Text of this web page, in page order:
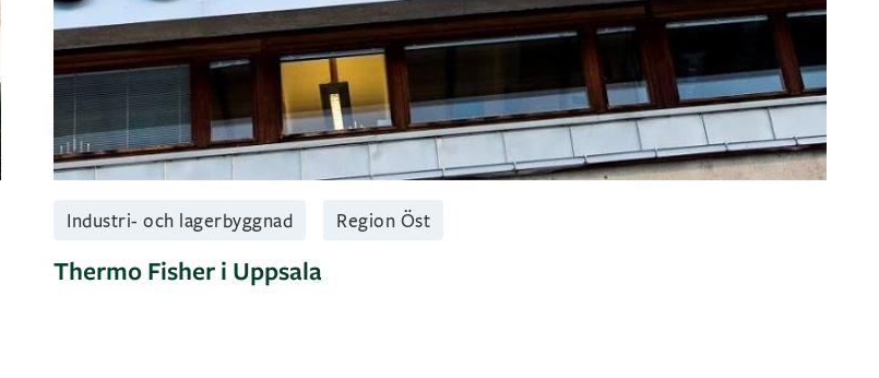
Industri- och lagerbyggnad Region Öst
Thermo Fisher i Uppsala